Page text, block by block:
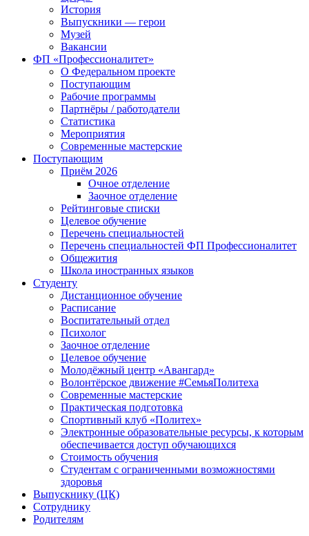
История
Выпускники — герои
Музей
Вакансии
ФП «Профессионалитет»
О Федеральном проекте
Поступающим
Рабочие программы
Партнёры / работодатели
Статистика
Мероприятия
Современные мастерские
Поступающим
Приём 2026
Очное отделение
Заочное отделение
Рейтинговые списки
Целевое обучение
Перечень специальностей
Перечень специальностей ФП Профессионалитет
Общежития
Школа иностранных языков
Студенту
Дистанционное обучение
Расписание
Воспитательный отдел
Психолог
Заочное отделение
Целевое обучение
Молодёжный центр «Авангард»
Волонтёрское движение #СемьяПолитеха
Современные мастерские
Практическая подготовка
Спортивный клуб «Политех»
Электронные образовательные ресурсы, к которым
обеспечивается доступ обучающихся
Стоимость обучения
Студентам с ограниченными возможностями
здоровья
Выпускнику (ЦК)
Сотруднику
Родителям